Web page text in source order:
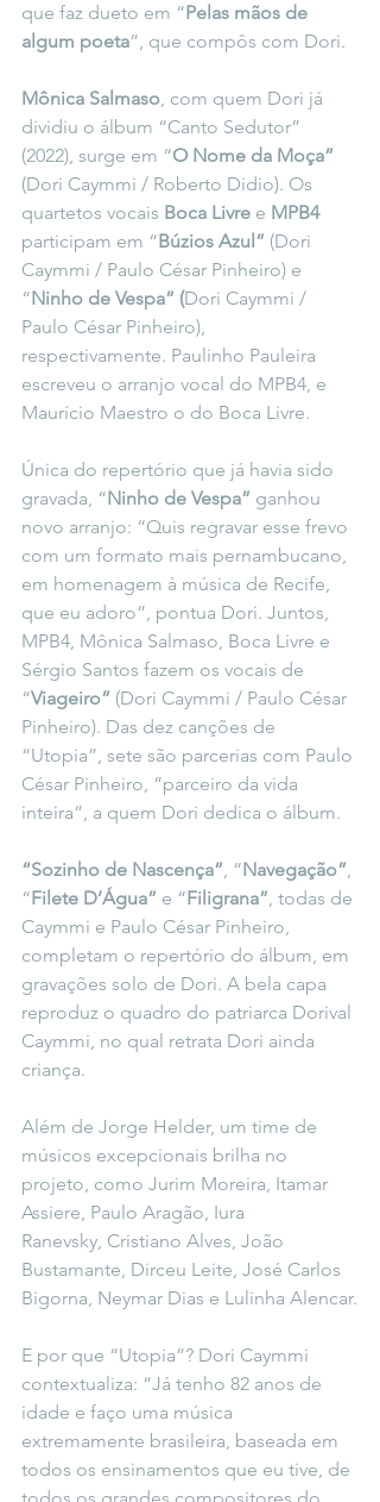
que faz dueto em “Pelas mãos de
algum poeta”, que compôs com Dori.
Mônica Salmaso, com quem Dori já
dividiu o álbum “Canto Sedutor”
(2022), surge em “O Nome da Moça”
(Dori Caymmi / Roberto Didio). Os
quartetos vocais Boca Livre e MPB4
participam em “Búzios Azul” (Dori
Caymmi / Paulo César Pinheiro) e
“Ninho de Vespa” (Dori Caymmi /
Paulo César Pinheiro),
respectivamente. Paulinho Pauleira
escreveu o arranjo vocal do MPB4, e
Maurício Maestro o do Boca Livre.
Única do repertório que já havia sido
gravada, “Ninho de Vespa” ganhou
novo arranjo: “Quis regravar esse frevo
com um formato mais pernambucano,
em homenagem à música de Recife,
que eu adoro”, pontua Dori. Juntos,
MPB4, Mônica Salmaso, Boca Livre e
Sérgio Santos fazem os vocais de
“Viageiro” (Dori Caymmi / Paulo César
Pinheiro). Das dez canções de
“Utopia”, sete são parcerias com Paulo
César Pinheiro, “parceiro da vida
inteira”, a quem Dori dedica o álbum.
“Sozinho de Nascença”, “Navegação”,
“Filete D’Água” e “Filigrana”, todas de
Caymmi e Paulo César Pinheiro,
completam o repertório do álbum, em
gravações solo de Dori. A bela capa
reproduz o quadro do patriarca Dorival
Caymmi, no qual retrata Dori ainda
criança.
Além de Jorge Helder, um time de
músicos excepcionais brilha no
projeto, como Jurim Moreira, Itamar
Assiere, Paulo Aragão, Iura
Ranevsky, Cristiano Alves, João
Bustamante, Dirceu Leite, José Carlos
Bigorna, Neymar Dias e Lulinha Alencar.
E por que “Utopia”? Dori Caymmi
contextualiza: “Já tenho 82 anos de
idade e faço uma música
extremamente brasileira, baseada em
todos os ensinamentos que eu tive, de